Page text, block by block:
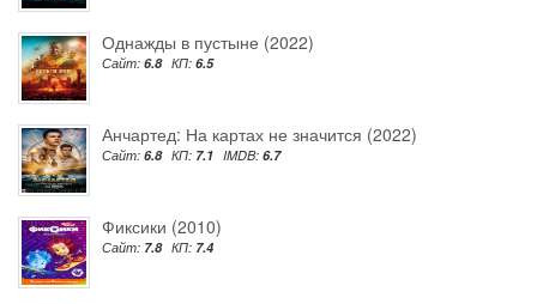
Однажды в пустыне (2022)
Сайт: 6.8 КП: 6.5
Анчартед: На картах не значится (2022)
Сайт: 6.8 КП: 7.1 IMDB: 6.7
Фиксики (2010)
Сайт: 7.8 КП: 7.4